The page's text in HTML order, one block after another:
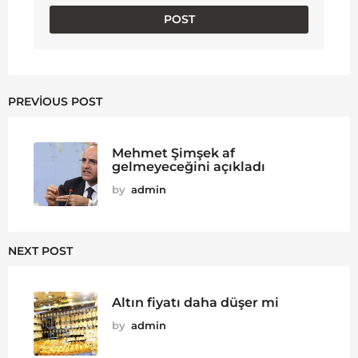
PREVIOUS POST
Mehmet Şimşek af
gelmeyeceğini açıkladı
by admin
NEXT POST
Altın fiyatı daha düşer mi
by admin